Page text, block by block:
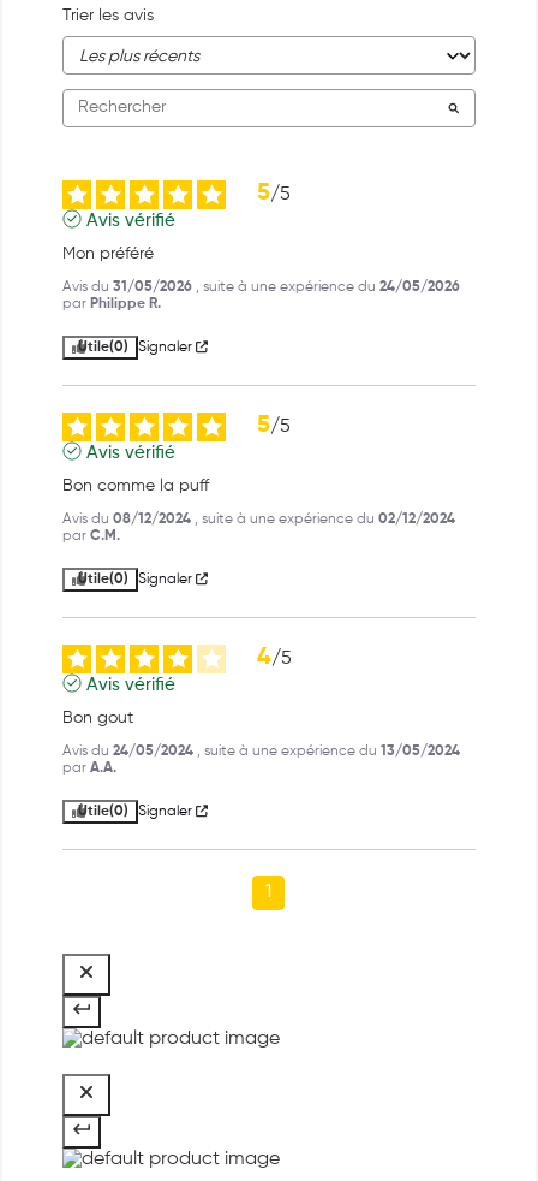
Trier les avis
5/5
Avis vérifié
Mon préféré
Avis du 31/05/2026 , suite à une expérience du 24/05/2026
par Philippe R.
Utile(0) Signaler
5/5
Avis vérifié
Bon comme la puff
Avis du 08/12/2024 , suite à une expérience du 02/12/2024
par C.M.
Utile(0) Signaler
4/5
Avis vérifié
Bon gout
Avis du 24/05/2024 , suite à une expérience du 13/05/2024
par A.A.
Utile(0) Signaler
1